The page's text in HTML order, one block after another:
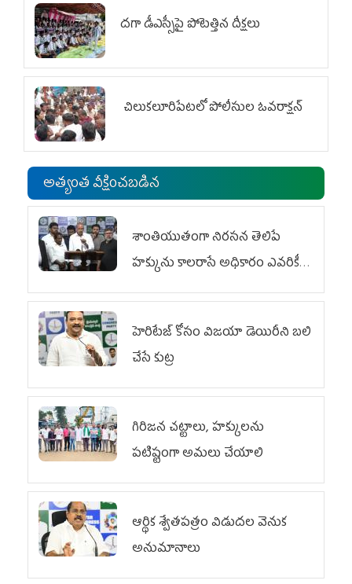
దగా డీఎస్సీపై పోటెత్తిన దీక్షలు
చిలుక‌లూరిపేట‌లో పోలీసుల ఓవ‌రాక్ష‌న్‌
అత్యంత వీక్షించబడిన
శాంతియుతంగా నిరసన తెలిపే
హక్కును కాలరాసే అధికారం ఎవరికీ
లేదు
హెరిటేజ్ కోసం విజయా డెయిరీని బలి
చేసే కుట్ర‌
గిరిజన చట్టాలు, హక్కులను
పటిష్టంగా అమలు చేయాలి
ఆర్థిక శ్వేతపత్రం విడుదల వెనుక
అనుమానాలు